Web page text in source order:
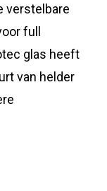
verstelbare
full
glas heeft
van helder